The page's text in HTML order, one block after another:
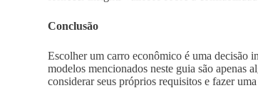
Conclusão
Escolher um carro econômico é uma decisão
modelos mencionados neste guia são apenas
considerar seus próprios requisitos e fazer